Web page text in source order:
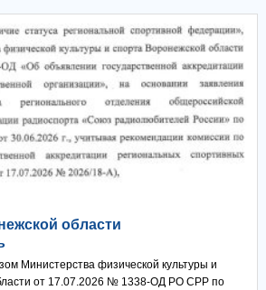
области
Министерства физической культуры и
от 17.07.2026 № 1338-ОД РО СРР по